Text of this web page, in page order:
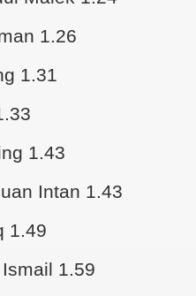
1.26
1.31
1.43
Intan 1.43
1.49
1.59